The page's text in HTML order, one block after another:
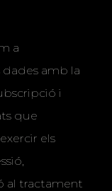
a
dades amb la
i
que
els
al tractament